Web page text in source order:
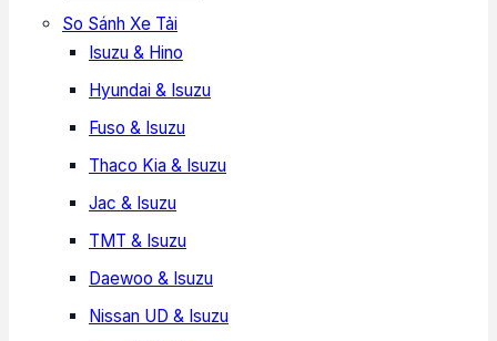
So Sánh Xe Tải
Isuzu & Hino
Hyundai & Isuzu
Fuso & Isuzu
Thaco Kia & Isuzu
Jac & Isuzu
TMT & Isuzu
Daewoo & Isuzu
Nissan UD & Isuzu